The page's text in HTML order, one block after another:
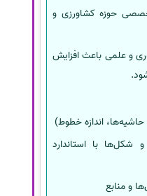
حوزه کشاورزی و
و علمی باعث افزایش
اندازه خطوط)
شکل‌ها با استاندارد
و منابع